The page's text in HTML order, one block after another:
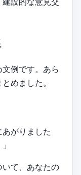
例です。あら
めました。
あがりました
いて、あなたの